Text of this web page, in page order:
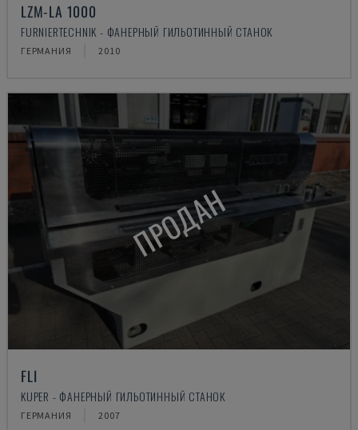
LZM-LA 1000
FURNIERTECHNIK - ФАНЕРНЫЙ ГИЛЬОТИННЫЙ СТАНОК
ГЕРМАНИЯ 2010
ПРОДАН
FLI
KUPER - ФАНЕРНЫЙ ГИЛЬОТИННЫЙ СТАНОК
ГЕРМАНИЯ 2007